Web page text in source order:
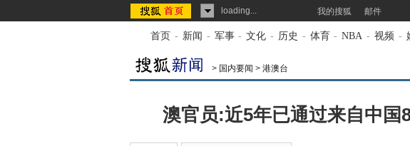
loading... 我的搜狐 邮件
首页 - 新闻 - 军事 - 文化 - 历史 - 体育 - NBA - 视频 -
> 国内要闻 > 港澳台
澳官员:近5年已通过来自中国